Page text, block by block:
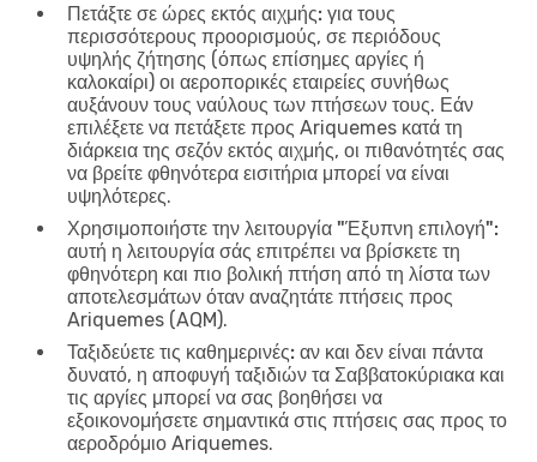
Πετάξτε σε ώρες εκτός αιχμής: για τους
περισσότερους προορισμούς, σε περιόδους
υψηλής ζήτησης (όπως επίσημες αργίες ή
καλοκαίρι) οι αεροπορικές εταιρείες συνήθως
αυξάνουν τους ναύλους των πτήσεων τους. Εάν
επιλέξετε να πετάξετε προς Ariquemes κατά τη
διάρκεια της σεζόν εκτός αιχμής, οι πιθανότητές σας
να βρείτε φθηνότερα εισιτήρια μπορεί να είναι
υψηλότερες.
Χρησιμοποιήστε την λειτουργία "Έξυπνη επιλογή":
αυτή η λειτουργία σάς επιτρέπει να βρίσκετε τη
φθηνότερη και πιο βολική πτήση από τη λίστα των
αποτελεσμάτων όταν αναζητάτε πτήσεις προς
Ariquemes (AQM).
Ταξιδεύετε τις καθημερινές: αν και δεν είναι πάντα
δυνατό, η αποφυγή ταξιδιών τα Σαββατοκύριακα και
τις αργίες μπορεί να σας βοηθήσει να
εξοικονομήσετε σημαντικά στις πτήσεις σας προς το
αεροδρόμιο Ariquemes.